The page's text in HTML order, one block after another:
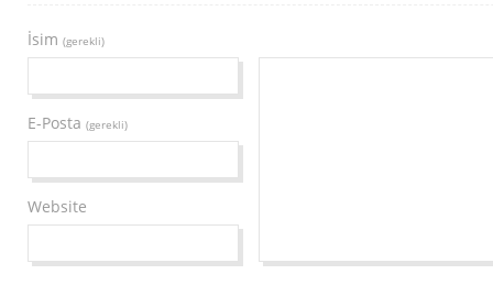
İsim (gerekli)
E-Posta (gerekli)
Website